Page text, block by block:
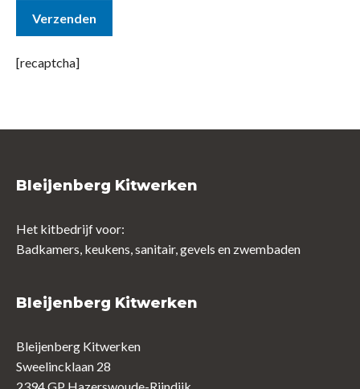
[recaptcha]
Bleijenberg Kitwerken
Het kitbedrijf voor:
Badkamers, keukens, sanitair, gevels en zwembaden
Bleijenberg Kitwerken
Bleijenberg Kitwerken
Sweelincklaan 28